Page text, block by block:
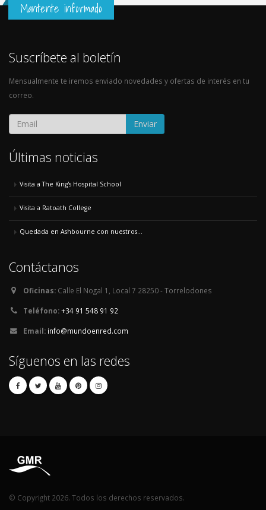
Mantente informado
Suscríbete al boletín
Mensualmente te iremos enviado novedades y ofertas de interés en tu
correo.
Enviar
Últimas noticias
Visita a The King's Hospital School
Visita a Ratoath College
Quedada en Ashbourne con nuestros...
Contáctanos
Oficinas: Calle El Nogal 1, Local 7 28250 - Torrelodones
Teléfono:+34 91 548 91 92
Email: info@mundoenred.com
Síguenos en las redes
© Copyright 2026. Todos los derechos reservados.